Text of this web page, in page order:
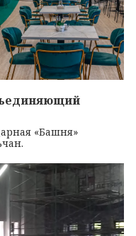
«Башня»